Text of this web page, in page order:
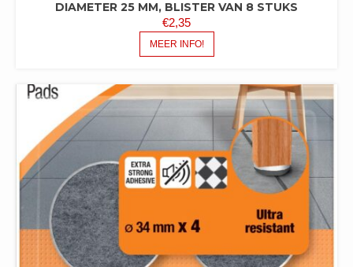
DIAMETER 25 MM, BLISTER VAN 8 STUKS
€2,35
MEER INFO!